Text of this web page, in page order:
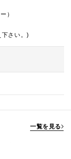
）
下さい。)
一覧を見る